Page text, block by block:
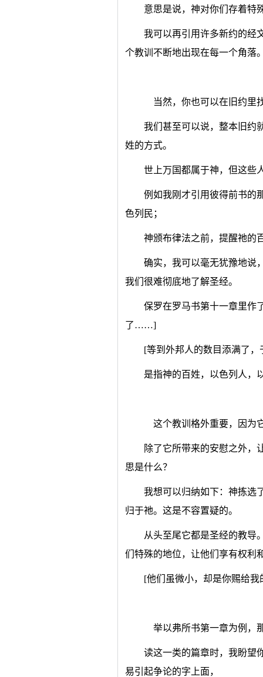
意思是说，神对你们存着特
我可以再引用许多新约的经
个教训不断地出现在每一个角落
当然，你也可以在旧约里
我们甚至可以说，整本旧约
姓的方式。
世上万国都属于神，但这些
例如我刚才引用彼得前书的
色列民；
神颁布律法之前，提醒祂的
确实，我可以毫无犹豫地说
我们很难彻底地了解圣经。
保罗在罗马书第十一章里作
了……]
[等到外邦人的数目添满了
是指神的百姓，以色列人，
这个教训格外重要，因为
除了它所带来的安慰之外，
思是什么？
我想可以归纳如下：神拣选
归于祂。这是不容置疑的。
从头至尾它都是圣经的教导
们特殊的地位，让他们享有权利
[他们虽微小，却是你赐给
举以弗所书第一章为例，
读这一类的篇章时，我盼望
易引起争论的字上面，